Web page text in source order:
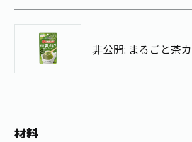
お茶の妖精
Crazy Jasmine
非公開: まるごと茶
材料